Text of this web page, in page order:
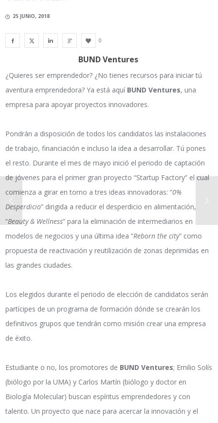
25 JUNIO, 2018
0
BUND Ventures
¿Quieres ser emprendedor? ¿No tienes recursos para iniciar tú
aventura emprendedora? Ya está aquí BUND Ventures, una
empresa para apoyar proyectos innovadores.
Pondrán a disposición de todos los candidatos las instalaciones
de trabajo, financiación e incluso la idea a desarrollar. Tú pones
el resto. Durante el mes de mayo inició el periodo de captación
de jóvenes para el primer gran proyecto “Startup Factory” el cual
comienza a girar en torno a tres ideas innovadoras: “0%
Desperdicio” dirigida a reducir el desperdicio en alimentación,
“Beauty & Wellness” para la eliminación de intermediarios en
modelos de negocios y una última idea “Reborn the city” como
propuesta de reactivación y reutilización de zonas deprimidas en
las grandes ciudades.
Los elegidos durante el periodo de elección de candidatos serán
partícipes de un programa de formación dónde se crearán los
definitivos grupos que tendrán como misión crear una empresa
de éxito.
Estudiante o no, los promotores de BUND Ventures; Emilio Solís
(biólogo por la UMA) y Carlos Martín (biólogo y doctor en
Biología Molecular) buscan espíritus emprendedores y con
talento. Un proyecto que nace para acercar la innovación y el